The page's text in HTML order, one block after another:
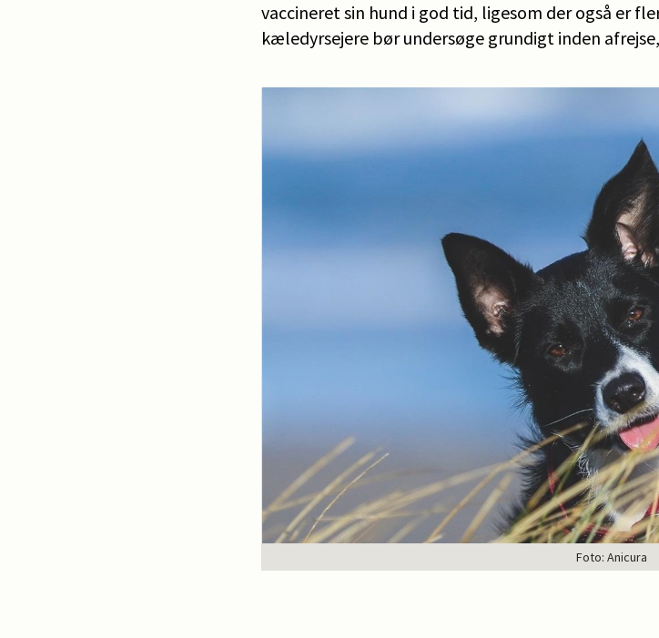
vaccineret sin hund i god tid, ligesom der også er
kæledyrsejere bør undersøge grundigt inden
Foto: Anicura